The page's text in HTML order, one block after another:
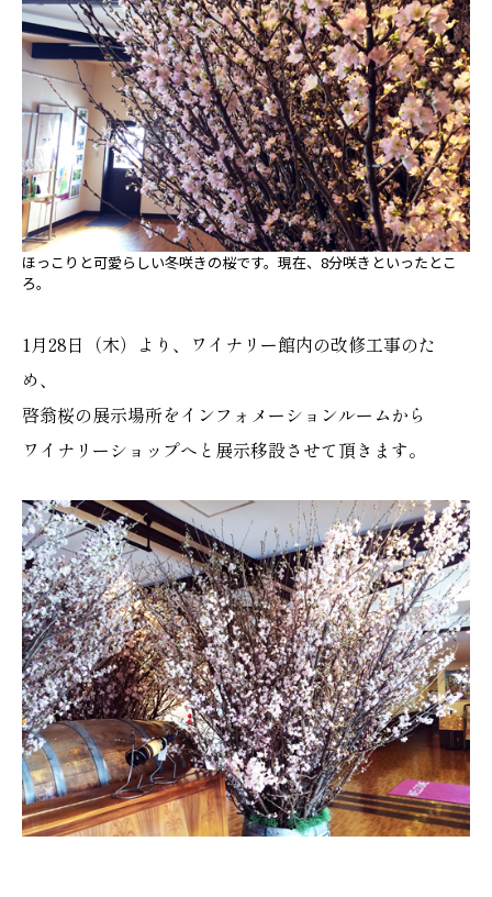
ほっこりと可愛らしい冬咲きの桜です。現在、8分咲きといったとこ
ろ。
1月28日（木）より、ワイナリー館内の改修工事のた
め、
啓翁桜の展示場所をインフォメーションルームから
ワイナリーショップへと展示移設させて頂きます。